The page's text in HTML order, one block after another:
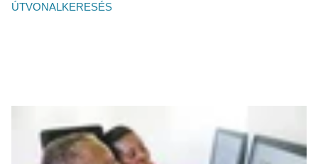
ÚTVONALKERESÉS